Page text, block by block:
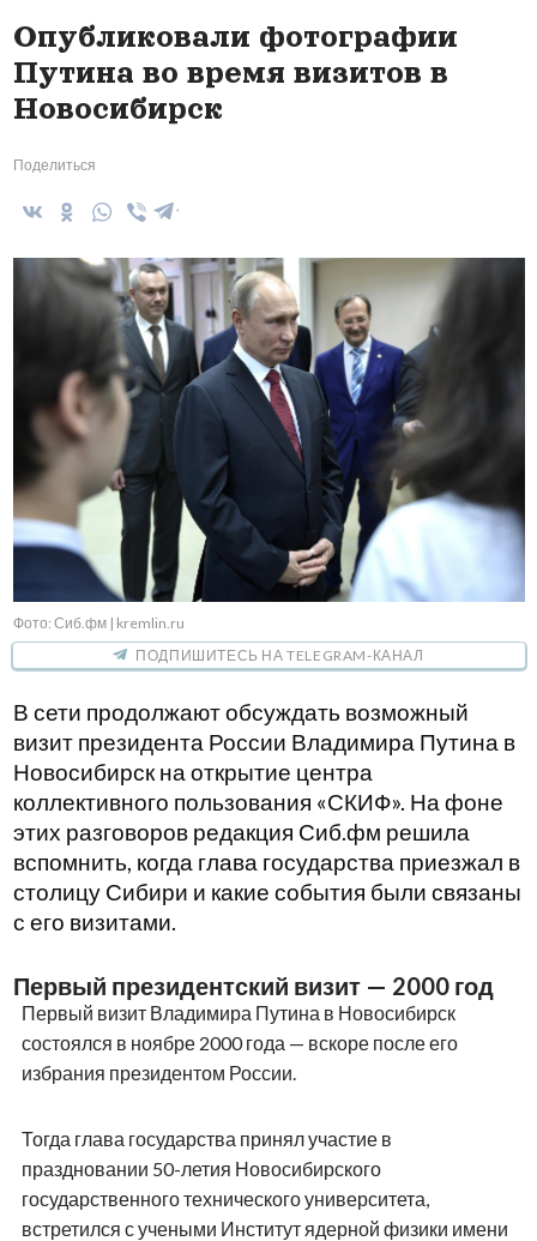
Опубликовали фотографии
Путина во время визитов в
Новосибирск
Поделиться
Фото: Сиб.фм | kremlin.ru
ПОДПИШИТЕСЬ НА TELEGRAM-КАНАЛ
В сети продолжают обсуждать возможный
визит президента России Владимира Путина в
Новосибирск на открытие центра
коллективного пользования «СКИФ». На фоне
этих разговоров редакция Сиб.фм решила
вспомнить, когда глава государства приезжал в
столицу Сибири и какие события были связаны
с его визитами.
Первый президентский визит — 2000 год
Первый визит Владимира Путина в Новосибирск
состоялся в ноябре 2000 года — вскоре после его
избрания президентом России.
Тогда глава государства принял участие в
праздновании 50-летия Новосибирского
государственного технического университета,
встретился с учеными Институт ядерной физики имени